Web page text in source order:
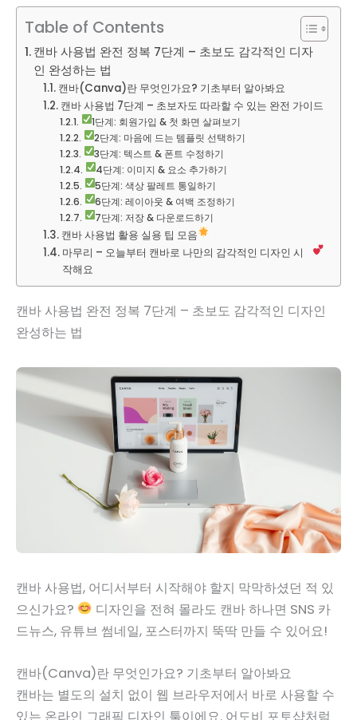
Table of Contents
캔바 사용법 완전 정복 7단계 – 초보도 감각적인 디자
인 완성하는 법
캔바(Canva)란 무엇인가요? 기초부터 알아봐요
캔바 사용법 7단계 – 초보자도 따라할 수 있는 완전 가이드
1단계: 회원가입 & 첫 화면 살펴보기
2단계: 마음에 드는 템플릿 선택하기
3단계: 텍스트 & 폰트 수정하기
4단계: 이미지 & 요소 추가하기
5단계: 색상 팔레트 통일하기
6단계: 레이아웃 & 여백 조정하기
7단계: 저장 & 다운로드하기
캔바 사용법 활용 실용 팁 모음
마무리 – 오늘부터 캔바로 나만의 감각적인 디자인 시
작해요
캔바 사용법 완전 정복 7단계 – 초보도 감각적인 디자인
완성하는 법
캔바 사용법, 어디서부터 시작해야 할지 막막하셨던 적 있
으신가요?
디자인을 전혀 몰라도 캔바 하나면 SNS 카
드뉴스, 유튜브 썸네일, 포스터까지 뚝딱 만들 수 있어요!
캔바(Canva)란 무엇인가요? 기초부터 알아봐요
캔바는 별도의 설치 없이 웹 브라우저에서 바로 사용할 수